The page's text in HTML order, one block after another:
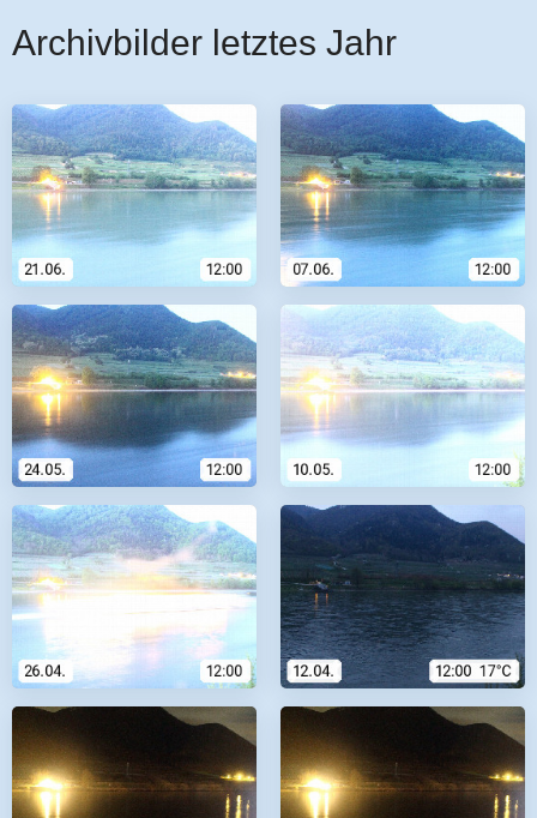
Archivbilder letztes Jahr